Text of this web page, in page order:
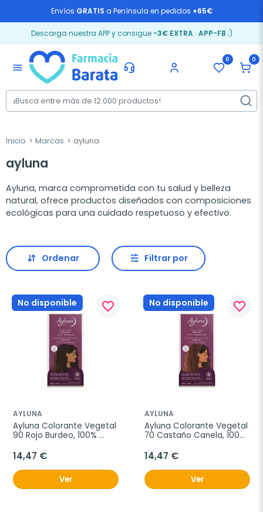
Envíos GRATIS a Península en pedidos +65€
Descarga nuestra APP y consigue -3€ EXTRA: APP-FB ;)
menu
0 0
Inicio Marcas ayluna
ayluna
Ayluna, marca comprometida con tu salud y belleza
natural, ofrece productos diseñados con composiciones
ecológicas para una cuidado respetuoso y efectivo.
Ordenar Filtrar por
No disponible favorite_border
AYLUNA
Ayluna Colorante Vegetal
90 Rojo Burdeo, 100%
14,47 €
Ver
No disponible favorite_border
AYLUNA
Ayluna Colorante Vegetal
70 Castaño Canela, 100%
14,47 €
Ver